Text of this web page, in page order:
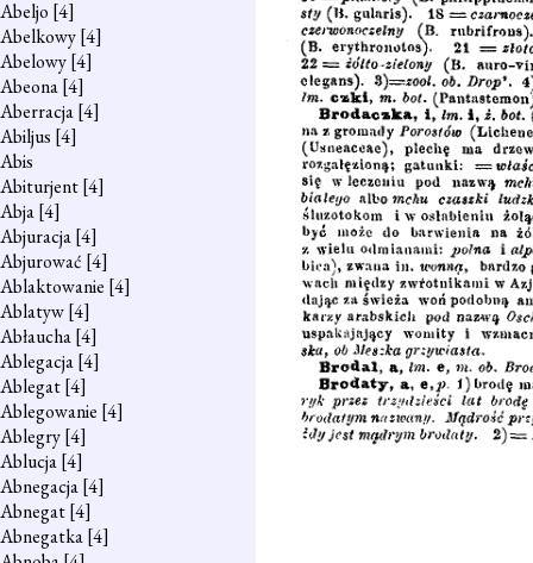
Abeljo [4]
Abelkowy[4]
Abelowy[4]
Abeona[4]
Aberracja[4]
Abiljus [4]
Abis
Abiturjent[4]
Abja[4]
Abjuracja[4]
Abjurować [4]
Ablaktowanie [4]
Ablatyw[4]
Abłaucha[4]
Ablegacja[4]
Ablegat[4]
Ablegowanie [4]
Ablegry[4]
Ablucja[4]
Abnegacja[4]
Abnegat[4]
Abnegatka[4]